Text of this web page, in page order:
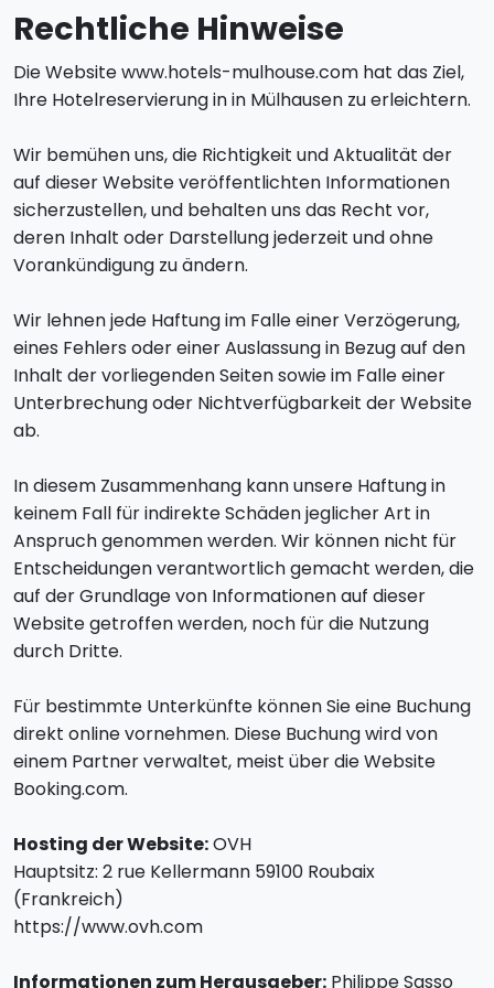
Rechtliche Hinweise
Die Website www.hotels-mulhouse.com hat das Ziel,
Ihre Hotelreservierung in in Mülhausen zu erleichtern.
Wir bemühen uns, die Richtigkeit und Aktualität der
auf dieser Website veröffentlichten Informationen
sicherzustellen, und behalten uns das Recht vor,
deren Inhalt oder Darstellung jederzeit und ohne
Vorankündigung zu ändern.
Wir lehnen jede Haftung im Falle einer Verzögerung,
eines Fehlers oder einer Auslassung in Bezug auf den
Inhalt der vorliegenden Seiten sowie im Falle einer
Unterbrechung oder Nichtverfügbarkeit der Website
ab.
In diesem Zusammenhang kann unsere Haftung in
keinem Fall für indirekte Schäden jeglicher Art in
Anspruch genommen werden. Wir können nicht für
Entscheidungen verantwortlich gemacht werden, die
auf der Grundlage von Informationen auf dieser
Website getroffen werden, noch für die Nutzung
durch Dritte.
Für bestimmte Unterkünfte können Sie eine Buchung
direkt online vornehmen. Diese Buchung wird von
einem Partner verwaltet, meist über die Website
Booking.com.
Hosting der Website:OVH
Hauptsitz: 2 rue Kellermann 59100 Roubaix
(Frankreich)
https://www.ovh.com
Informationen zum Herausgeber: Philippe Sasso